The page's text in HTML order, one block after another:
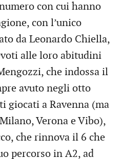
con cui hanno
con l’unico
da Leonardo Chiella,
alle loro abitudini
che indossa il
avuto negli otto
giocati a Ravenna (ma
Verona e Vibo),
che rinnova il 6 che
percorso in A2, ad